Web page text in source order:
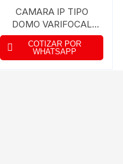
CAMARA IP TIPO
DOMO VARIFOCAL
DARKFIGHTER 1/1.CMOS
2MP MOTORIZADO.2.8-
12MM POE IK10 IP66
COTIZAR POR
WHATSAPP